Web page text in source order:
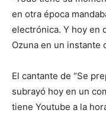
en otra época
electrónica. Y hoy en
Ozuna en un instante
El cantante de “Se
subrayó hoy en un
tiene Youtube a la